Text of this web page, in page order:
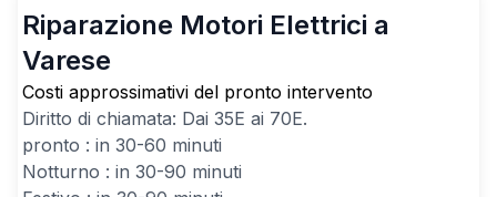
Riparazione Motori Elettrici a
Varese
Costi approssimativi del pronto intervento
Diritto di chiamata: Dai 35E ai 70E.
pronto : in 30-60 minuti
Notturno : in 30-90 minuti